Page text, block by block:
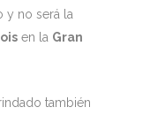
y no será la
en la Gran
también